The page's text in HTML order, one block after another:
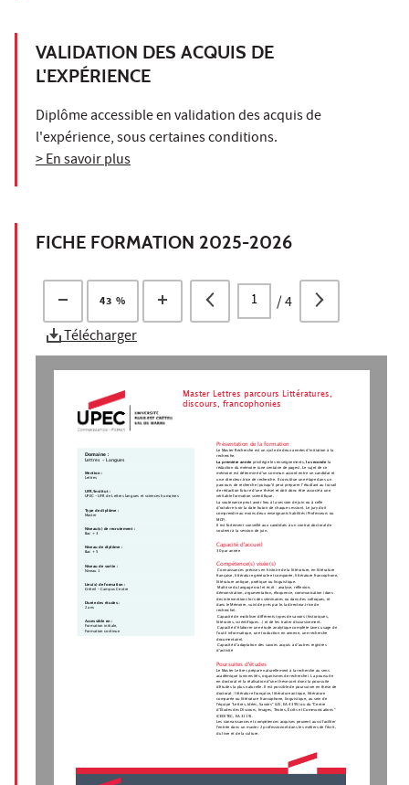
VALIDATION DES ACQUIS DE
L'EXPÉRIENCE
Diplôme accessible en validation des acquis de
l'expérience, sous certaines conditions.
> En savoir plus
FICHE FORMATION 2025-2026
43 % /4
Télécharger
Master Lettres parcours Littératures,
discours, francophonies
Présentation de la formation
Le Master Recherche est un cycle de deux années d’initiation à la
recherche.
La première année privilégie les enseignements, la seconde la
rédaction du mémoire (une centaine de pages). Le sujet de ce
mémoire est déterminé d’un commun accord entre un candidat et
un.e directeur.trice de recherche. Il constitue une étape dans un
parcours de recherche (puisqu’il peut préparer l’étudiant au travail
de rédaction future d’une thèse) et doit donc être associé à une
véritable formation scientifique.
La soutenance peut avoir lieu à la session de juin ou à celle
d’octobre (voir la date butoir de chaque session). Le jury doit
comprendre au moins deux enseignants habilités (Professeurs ou
MCF).
Il est fortement conseillé aux candidats à un contrat doctoral de
soutenir à la session de juin.
Capacité d'accueil
30 par année
Compétence(s) visée(s)
Connaissances précises en histoire de la littérature, en littérature
française, littérature générale et comparée, littérature francophone,
littérature antique, poétique ou linguistique.
Maîtrise du langage oral et écrit : analyse, réflexion,
démonstration, argumentation, éloquence, communication (dans
des interventions lors des séminaires ou dans des colloques, et
dans le Mémoire, suivi de près par le.la directeur.trice de
recherche).
Capacité de mobiliser différents types de savoirs (historiques,
littéraires, scientifiques...) et de les traiter discursivement.
Capacité d’élaborer une étude analytique complète (avec usage de
l’outil informatique, une traduction en annexe, une recherche
documentaire).
Capacité d’adaptation des savoirs acquis à d’autres registres
d’activité
Poursuites d'études
Le Master Lettres prépare naturellement à la recherche au sens
académique (universités, organismes de recherche). La poursuite
en doctorat et la réalisation d'une thèse sont donc la poursuite
d'études la plus naturelle. Il est possible de poursuivre en thèse de
doctorat : littérature française, littérature antique, littérature
comparée ou littérature francophone, linguistique, au sein de
l'équipe "Lettres, Idées, Savoirs" (LIS, EA 4395) ou du "Centre
d’Études des Discours, Images, Textes, Écrits et Communications"
(CEDITEC, EA 3119).
Les connaissances et compétences acquises peuvent aussi faciliter
l'entrée dans un master 2 professionnel dans les métiers de l'écrit,
du livre et de la culture.
Domaine :
Lettres - Langues
Mention :
Lettres
UFR/Institut :
UPEC - UFR de Lettres langues et sciences humaines
Type de diplôme :
Master
Niveau(x) de recrutement :
Bac + 3
Niveau de diplôme :
Bac + 5
Niveau de sortie :
Niveau 1
Lieu(x) de formation :
Créteil - Campus Centre
Durée des études :
2 ans
Accessible en :
Formation initiale,
Formation continue